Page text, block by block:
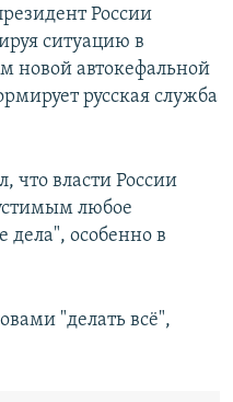
России
ситуацию в
новой автокефальной
русская служба
что власти России
любое
дела", особенно в
"делать всё",